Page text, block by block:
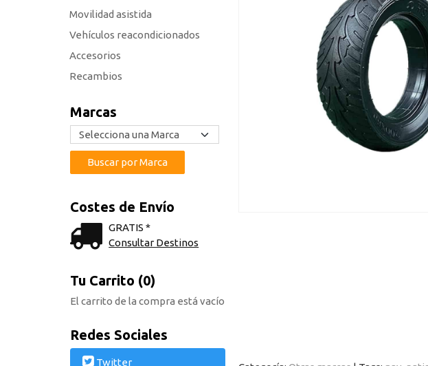
Movilidad asistida
Vehículos reacondicionados
Accesorios
Recambios
Marcas
Costes de Envío
GRATIS *
Consultar Destinos
Tu Carrito (0)
El carrito de la compra está vacío
Redes Sociales
Twitter